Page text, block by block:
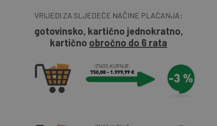
VRIJEDI ZA SLJEDEĆE NAČINE PLAĆANJA:
gotovinsko, kartično jednokratno,
kartično obročno do 6 rata